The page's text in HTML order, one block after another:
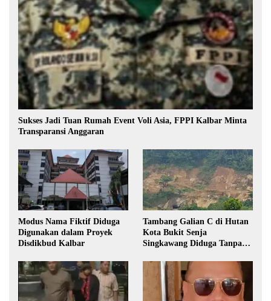
Sukses Jadi Tuan Rumah Event Voli Asia, FPPI Kalbar Minta
Transparansi Anggaran
Modus Nama Fiktif Diduga
Digunakan dalam Proyek
Disdikbud Kalbar
Tambang Galian C di Hutan
Kota Bukit Senja
Singkawang Diduga Tanpa